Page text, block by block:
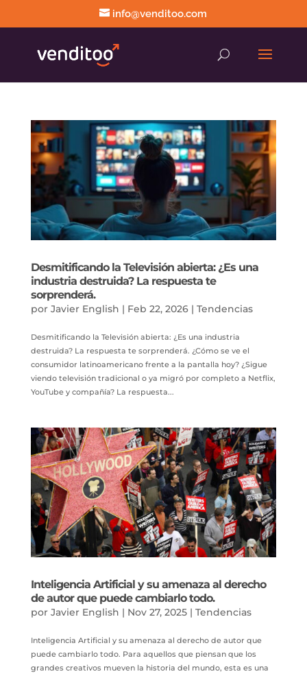
info@venditoo.com
Desmitificando la Televisión abierta: ¿Es una
industria destruida? La respuesta te
sorprenderá.
por Javier English | Feb 22, 2026| Tendencias
Desmitificando la Televisión abierta: ¿Es una industria
destruida? La respuesta te sorprenderá. ¿Cómo se ve el
consumidor latinoamericano frente a la pantalla hoy? ¿Sigue
viendo televisión tradicional o ya migró por completo a Netflix,
YouTube y compañía? La respuesta...
Inteligencia Artificial y su amenaza al derecho
de autor que puede cambiarlo todo.
por Javier English | Nov 27, 2025| Tendencias
Inteligencia Artificial y su amenaza al derecho de autor que
puede cambiarlo todo. Para aquellos que piensan que los
grandes creativos mueven la historia del mundo, esta es una